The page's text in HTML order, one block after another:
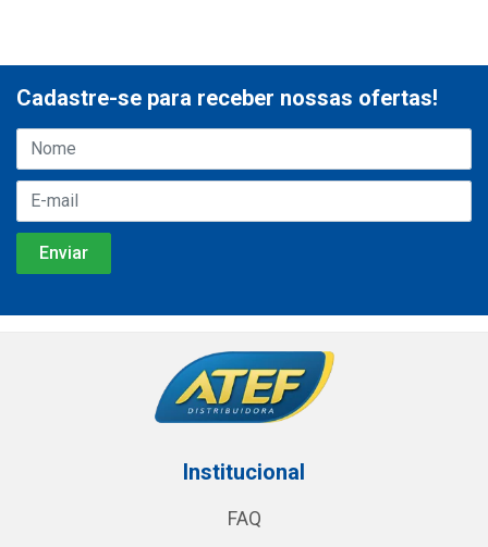
Cadastre-se para receber nossas ofertas!
Institucional
FAQ